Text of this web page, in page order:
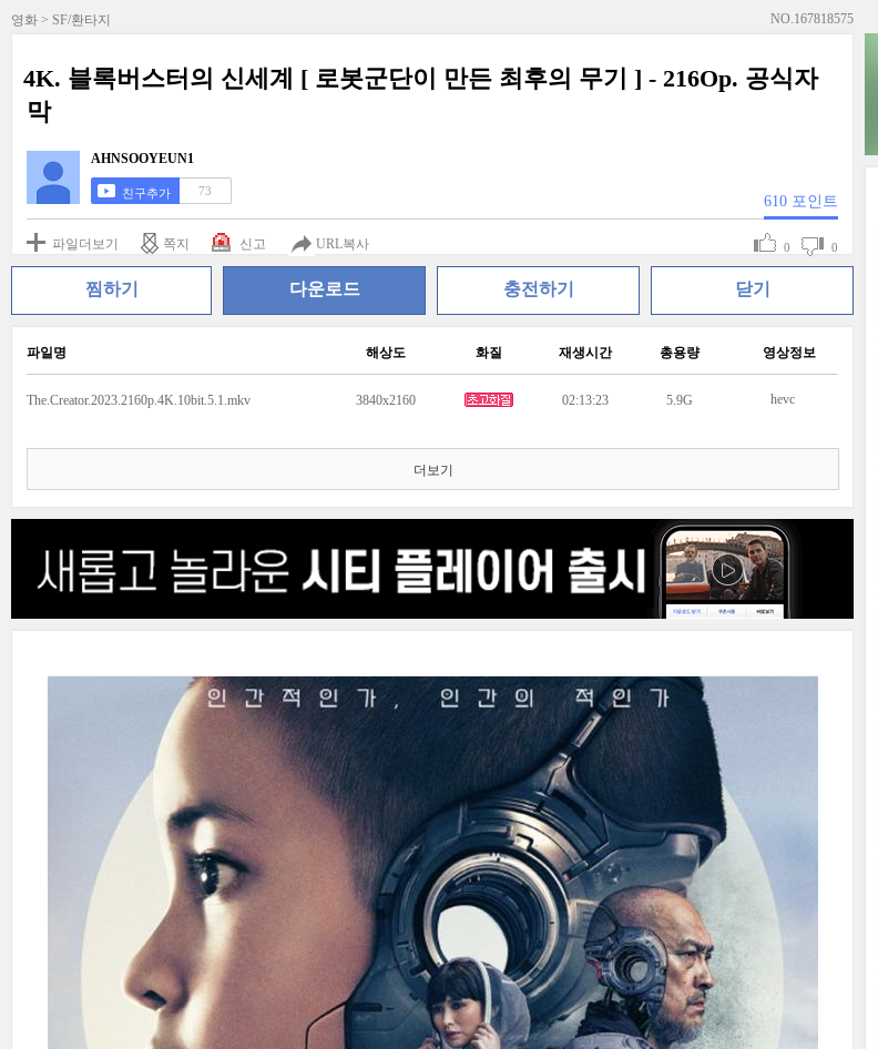
영화 > SF/환타지 NO.167818575
4K. 블록버스터의 신세계 [ 로봇군단이 만든 최후의 무기 ] - 216Op. 공식자
막
AHNSOOYEUN1
친구추가 73
610 포인트
파일더보기 쪽지 신고 URL복사 0 0
찜하기 다운로드 충전하기 닫기
파일명 해상도 화질 재생시간 총용량 영상정보
The.Creator.2023.2160p.4K.10bit.5.1.mkv 3840x2160 02:13:23 5.9G hevc
더보기